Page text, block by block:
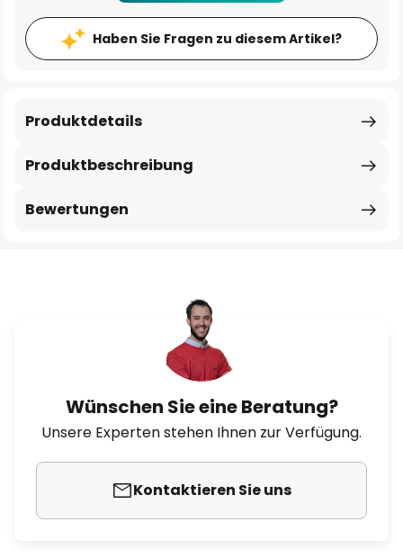
Haben Sie Fragen zu diesem Artikel?
Produktbeschreibung
Produktdetails
Bewertungen
Wünschen Sie eine Beratung?
Unsere Experten stehen Ihnen zur Verfügung.
Kontaktieren Sie uns